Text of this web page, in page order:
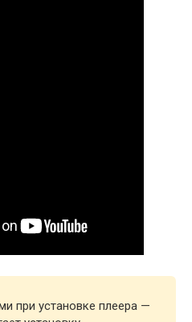
при установке плеера —